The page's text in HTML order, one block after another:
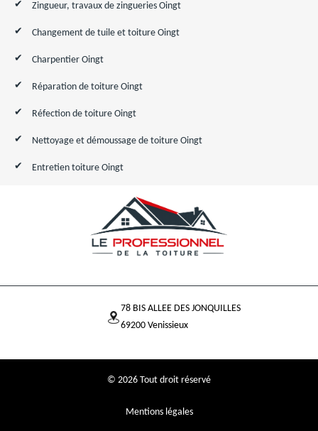
Zingueur, travaux de zingueries Oingt
Changement de tuile et toiture Oingt
Charpentier Oingt
Réparation de toiture Oingt
Réfection de toiture Oingt
Nettoyage et démoussage de toiture Oingt
Entretien toiture Oingt
78 BIS ALLEE DES JONQUILLES
69200 Venissieux
© 2026 Tout droit réservé
Mentions légales